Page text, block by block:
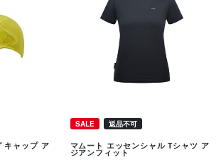
キャップ ア
SALE 返品不可
マムート エッセンシャル Tシャツ ア
ジアンフィット